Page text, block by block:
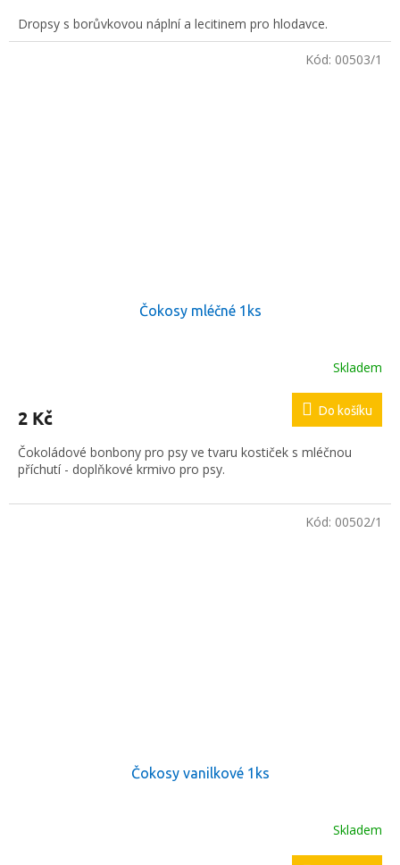
Dropsy s borůvkovou náplní a lecitinem pro hlodavce.
Čokosy mléčné 1ks
Skladem
2 Kč Do košíku
Čokoládové bonbony pro psy ve tvaru kostiček s mléčnou
příchutí - doplňkové krmivo pro psy.
Kód: 00503/1
Čokosy vanilkové 1ks
Skladem
Kód: 00502/1